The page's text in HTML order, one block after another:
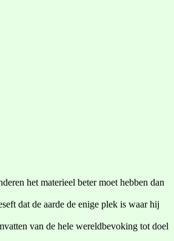
het materieel beter moet hebben dan
dat de aarde de enige plek is waar hij
van de hele wereldbevoking tot doel